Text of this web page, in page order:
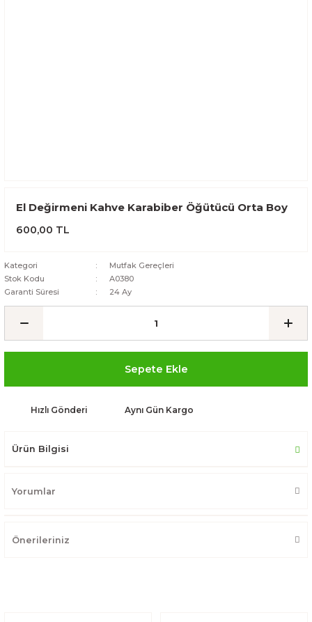
El Değirmeni Kahve Karabiber Öğütücü Orta Boy
600,00 TL
Kategori
Mutfak Gereçleri
Stok Kodu
A0380
Garanti Süresi
24 Ay
Sepete Ekle
Hızlı Gönderi Aynı Gün Kargo
Ürün Bilgisi
Yorumlar
Önerileriniz